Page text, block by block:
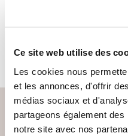
Ce site web utilise des
Les cookies nous
et les annonces, d'offrir
médias sociaux et
partageons également
notre site avec nos
Cet auteur ne propose pas
pour le moment.